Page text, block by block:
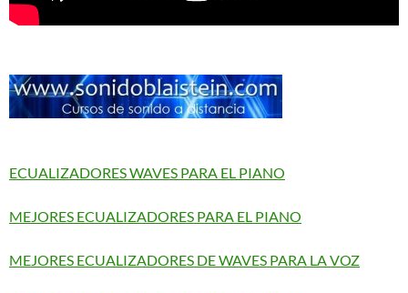
ECUALIZADORES WAVES PARA EL PIANO
MEJORES ECUALIZADORES PARA EL PIANO
MEJORES ECUALIZADORES DE WAVES PARA LA VOZ